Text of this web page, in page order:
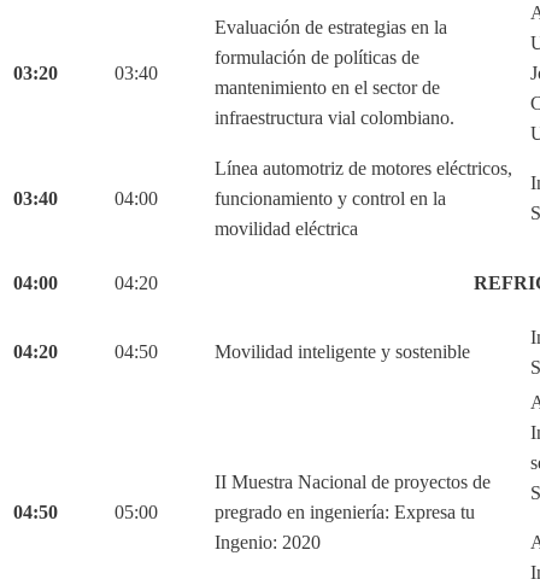
03:20 03:40
Evaluación de estrategias en la
formulación de políticas de
mantenimiento en el sector de
infraestructura vial colombiano.
03:40 04:00
Línea automotriz de motores eléctricos,
funcionamiento y control en la
movilidad eléctrica
04:00 04:20
04:20 04:50 Movilidad inteligente y sostenible
04:50 05:00
II Muestra Nacional de proyectos de
pregrado en ingeniería: Expresa tu
Ingenio: 2020